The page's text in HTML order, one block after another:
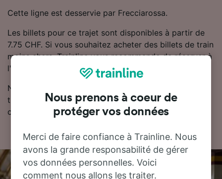
Cette ligne est desservie par Frecciarossa.
Les billets pour ce trajet sont disponibles à partir de
7.75 CHF. Si vous souhaitez acheter des billets de train
moins chers, Trainline vous recommande de réserver à
l'avance.
Notre planificateur de voyage est l'endroit idéal pour
trouver les horaires, les billets et les tarifs les moins
chers.
Nous prenons à coeur de
protéger vos données
Merci de faire confiance à Trainline. Nous
avons la grande responsabilité de gérer
vos données personnelles. Voici
comment nous allons les traiter.